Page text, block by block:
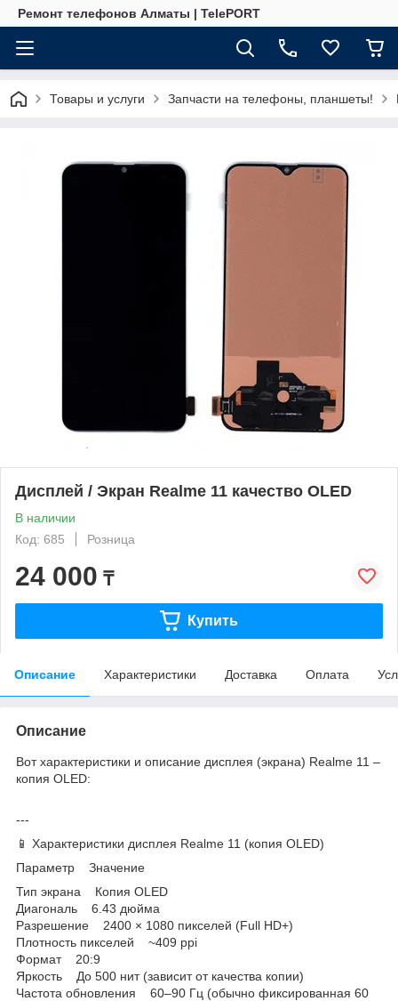
Ремонт телефонов Алматы | TelePORT
Товары и услуги Запчасти на телефоны, планшеты!
Дисплей / Экран Realme 11 качество OLED
В наличии
Код: 685
Розница
24 000 ₸
Купить
Описание Характеристики Доставка Оплата
Описание
Вот характеристики и описание дисплея (экрана) Realme 11 –
копия OLED:
---
📱 Характеристики дисплея Realme 11 (копия OLED)
Параметр Значение
Тип экрана Копия OLED
Диагональ 6.43 дюйма
Разрешение 2400 × 1080 пикселей (Full HD+)
Плотность пикселей ~409 ppi
Формат 20:9
Яркость До 500 нит (зависит от качества копии)
Частота обновления 60–90 Гц (обычно фиксированная 60